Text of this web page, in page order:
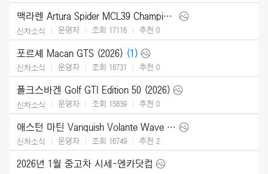
맥라렌 Artura Spider MCL39 Championship Edition (2026)
신차소식 운영자 조회 17116 추천 0
포르셰 Macan GTS (2026) (1)
신차소식 운영자 조회 18731 추천 0
폴크스바겐 Golf GTI Edition 50 (2026)
신차소식 운영자 조회 15839 추천 0
애스턴 마틴 Vanquish Volante Wave Edition (2026)
신차소식 운영자 조회 16749 추천 2
2026년 1월 중고차 시세-엔카닷컴